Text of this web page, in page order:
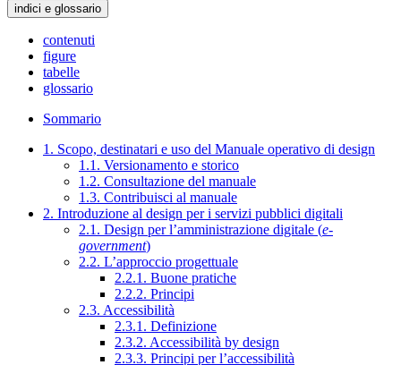
indici e glossario
contenuti
figure
tabelle
glossario
Sommario
1. Scopo, destinatari e uso del Manuale operativo di design
1.1. Versionamento e storico
1.2. Consultazione del manuale
1.3. Contribuisci al manuale
2. Introduzione al design per i servizi pubblici digitali
2.1. Design per l’amministrazione digitale (e-
government)
2.2. L’approccio progettuale
2.2.1. Buone pratiche
2.2.2. Principi
2.3. Accessibilità
2.3.1. Definizione
2.3.2. Accessibilità by design
2.3.3. Principi per l’accessibilità